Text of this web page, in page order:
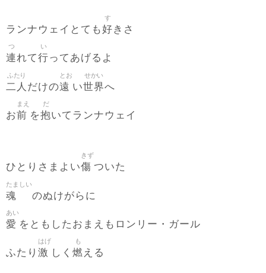
ランナウェイとても好
す
きさ
連
つ
れて行
い
ってあげるよ
二人
ふたり
だけの遠
とお
い世界
せかい
へ
お前
まえ
を抱
だ
いてランナウェイ
ひとりさまよい傷
きず
ついた
魂
たましい
のぬけがらに
愛
あい
をともしたおまえもロンリー・ガール
ふたり 激
はげ
しく 燃
も
える